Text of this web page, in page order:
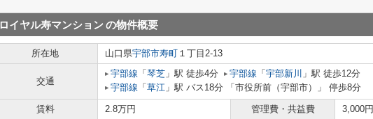
ロイヤル寿マンションの物件概要
所在地 山口県宇部市寿町 １丁目2-13
交通
宇部線 「 琴芝 」駅 徒歩4分 宇部線 「 宇部新川 」駅 徒歩12分
宇部線 「 草江 」駅 バス18分 「市役所前（宇部市）」 停歩8分
賃料 2.8万円 管理費・共益費
3,000円